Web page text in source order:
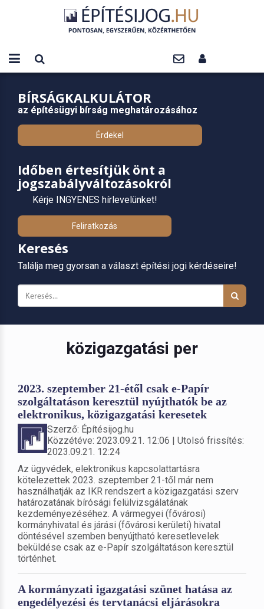
BÍRSÁGKALKULÁTOR
az építésügyi bírság meghatározásához
Érdekel
Időben értesítjük önt a
jogszabályváltozásokról
Kérje INGYENES hírlevelünket!
Feliratkozás
Keresés
Találja meg gyorsan a választ építési jogi kérdéseire!
közigazgatási per
2023. szeptember 21-étől csak e-Papír
szolgáltatáson keresztül nyújthatók be az
elektronikus, közigazgatási keresetek
Szerző: Építésijog.hu
Közzétéve: 2023.09.21. 12:06 | Utolsó frissítés:
2023.09.21. 12:24
Az ügyvédek, elektronikus kapcsolattartásra
kötelezettek 2023. szeptember 21-től már nem
használhatják az IKR rendszert a közigazgatási szerv
határozatának bírósági felülvizsgálatának
kezdeményezéséhez. A vármegyei (fővárosi)
kormányhivatal és járási (fővárosi kerületi) hivatal
döntésével szemben benyújtható keresetlevelek
beküldése csak az e-Papír szolgáltatáson keresztül
történhet.
A kormányzati igazgatási szünet hatása az
engedélyezési és tervtanácsi eljárásokra